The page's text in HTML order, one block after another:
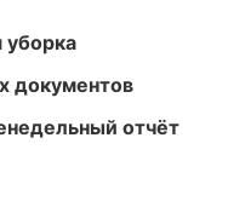
уборка
документов
отчёт